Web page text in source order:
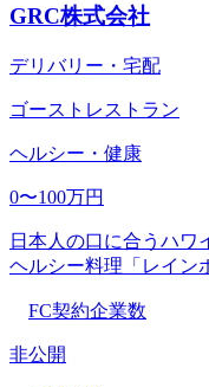
GRC株式会社
デリバリー・宅配
ゴーストレストラン
ヘルシー・健康
0〜100万円
日本人の口に合うハワ
ヘルシー料理「レイン
FC契約企業数
非公開